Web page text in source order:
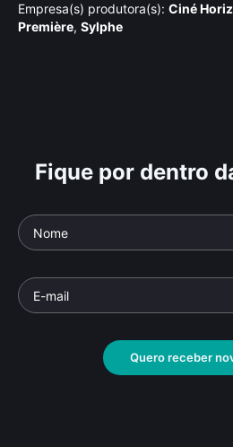
Empresa(s) produtora(s): Ciné
Première, Sylphe
Fique por dentro
Quero receber